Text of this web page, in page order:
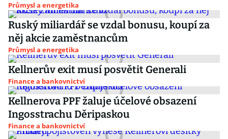
Průmysl a energetika
Ruský miliardář se vzdal bonusu, koupí za
něj akcie zaměstnancům
Průmysl a energetika
Kellnerův exit musí posvětit Generali
Finance a bankovnictví
Kellnerova PPF žaluje účelové obsazení
Ingosstrachu Děripaskou
Finance a bankovnictví